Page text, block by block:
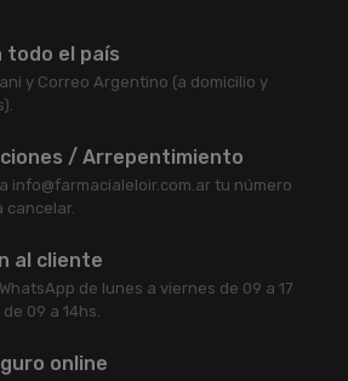
todo el país
y Correo Argentino (a domicilio y
/ Arrepentimiento
info@farmacialeloir.com.ar tu número
cancelar.
al cliente
de lunes a viernes de 09 a 17
09 a 14hs.
online